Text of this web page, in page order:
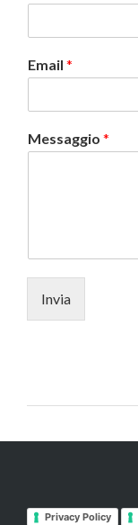
Email *
Messaggio *
Invia
Privacy Policy